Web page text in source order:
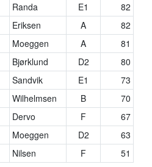
Randa E1
82
Eriksen A
82
Moeggen A
81
Bjørklund D2
80
Sandvik E1
73
Wilhelmsen B
70
Dervo F
67
Moeggen D2
63
Nilsen F 51